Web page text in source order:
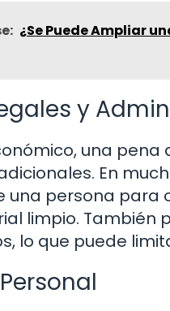
¿Se Puede Ampliar
y
una
En
persona para
limpio. También
lo que puede